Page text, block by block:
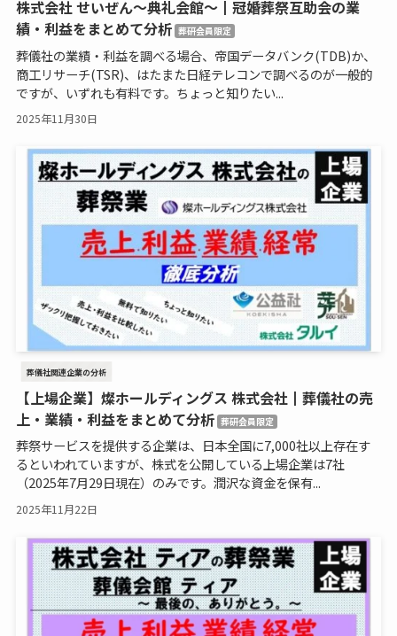
株式会社 せいぜん～典礼会館～┃冠婚葬祭互助会の業
績・利益をまとめて分析 葬研会員限定
葬儀社の業績・利益を調べる場合、帝国データバンク(TDB)か、
商工リサーチ(TSR)、はたまた日経テレコンで調べるのが一般的
ですが、いずれも有料です。ちょっと知りたい...
2025年11月30日
葬儀社関連企業の分析
【上場企業】燦ホールディングス 株式会社┃葬儀社の売
上・業績・利益をまとめて分析 葬研会員限定
葬祭サービスを提供する企業は、日本全国に7,000社以上存在す
るといわれていますが、株式を公開している上場企業は7社
（2025年7月29日現在）のみです。潤沢な資金を保有...
2025年11月22日